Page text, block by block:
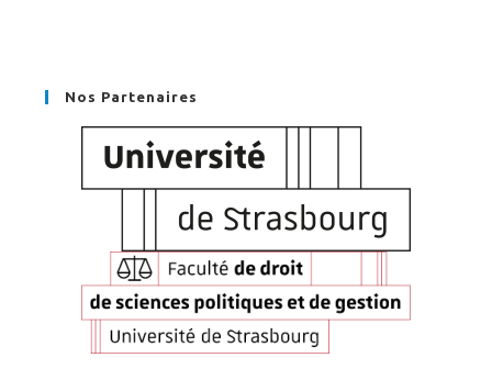
Nos Partenaires